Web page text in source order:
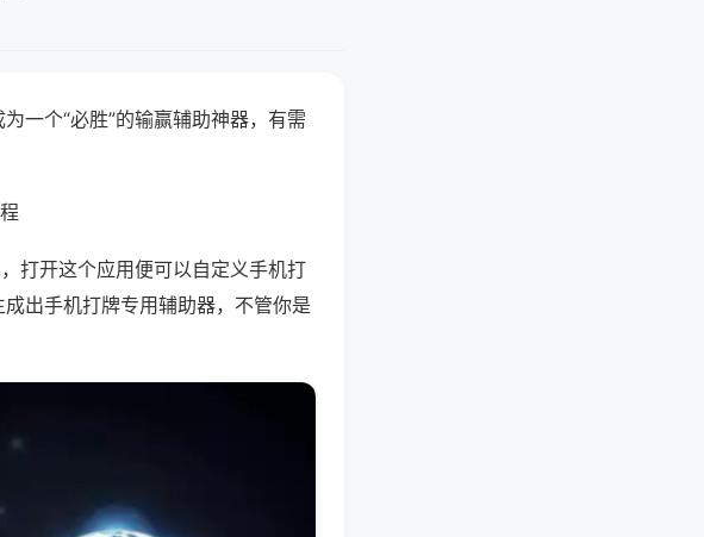
一个“必胜”的输赢辅助神器，有需
打开这个应用便可以自定义手机打
出手机打牌专用辅助器，不管你是